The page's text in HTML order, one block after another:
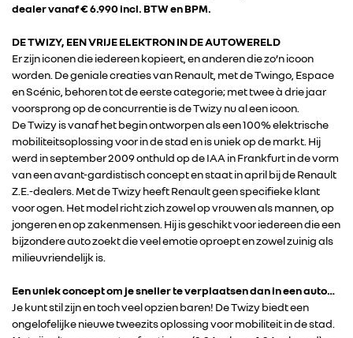
dealer vanaf € 6.990 incl. BTW en BPM.
DE TWIZY, EEN VRIJE ELEKTRON IN DE AUTOWERELD
Er zijn iconen die iedereen kopieert, en anderen die zo’n icoon
worden. De geniale creaties van Renault, met de Twingo, Espace
en Scénic, behoren tot de eerste categorie; met twee à drie jaar
voorsprong op de concurrentie is de Twizy nu al een icoon.
De Twizy is vanaf het begin ontworpen als een 100% elektrische
mobiliteitsoplossing voor in de stad en is uniek op de markt. Hij
werd in september 2009 onthuld op de IAA in Frankfurt in de vorm
van een avant-gardistisch concept en staat in april bij de Renault
Z.E.-dealers. Met de Twizy heeft Renault geen specifieke klant
voor ogen. Het model richt zich zowel op vrouwen als mannen, op
jongeren en op zakenmensen. Hij is geschikt voor iedereen die een
bijzondere auto zoekt die veel emotie oproept en zowel zuinig als
milieuvriendelijk is.
Een uniek concept om je sneller te verplaatsen dan in een auto…
Je kunt stil zijn en toch veel opzien baren! De Twizy biedt een
ongelofelijke nieuwe tweezits oplossing voor mobiliteit in de stad.